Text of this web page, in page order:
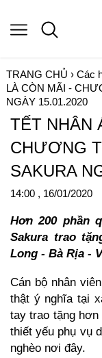
TRANG CHỦ › Các
LÀ CÒN MÃI -
NGÀY 15.01.2020
TẾT NHÂN
CHƯƠNG
SAKURA
14:00 , 16/01/2020
Hơn 200 phần
Sakura trao
Long - Bà Rịa -
Cán bộ nhân
thật ý nghĩa tại
tay trao tặng hơn
thiết yếu phụ vụ
nghèo nơi đây.